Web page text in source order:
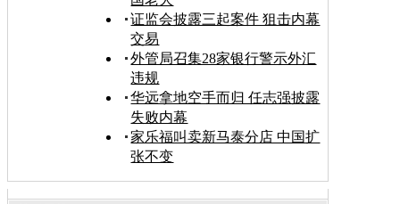
证监会披露三起案件 狙击内幕
交易
外管局召集28家银行警示外汇
违规
华远拿地空手而归 任志强披露
失败内幕
家乐福叫卖新马泰分店 中国扩
张不变